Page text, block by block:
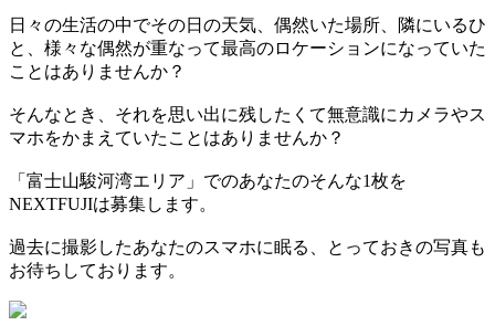
日々の生活の中でその日の天気、偶然いた場所、隣にいるひ
と、様々な偶然が重なって最高のロケーションになっていた
ことはありませんか？
そんなとき、それを思い出に残したくて無意識にカメラやス
マホをかまえていたことはありませんか？
「富士山駿河湾エリア」でのあなたのそんな1枚を
NEXTFUJIは募集します。
過去に撮影したあなたのスマホに眠る、とっておきの写真も
お待ちしております。